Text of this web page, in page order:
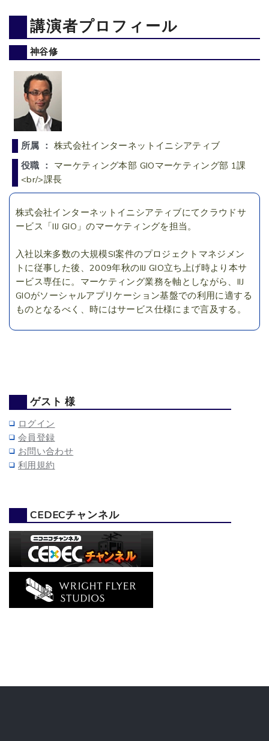
講演者プロフィール
神谷修
所属 ： 株式会社インターネットイニシアティブ
役職 ： マーケティング本部 GIOマーケティング部 1課
<br/>課長
株式会社インターネットイニシアティブにてクラウドサ
ービス「IIJ GIO」のマーケティングを担当。
入社以来多数の大規模SI案件のプロジェクトマネジメン
トに従事した後、2009年秋のIIJ GIO立ち上げ時より本サ
ービス専任に。マーケティング業務を軸としながら、IIJ
GIOがソーシャルアプリケーション基盤での利用に適する
ものとなるべく、時にはサービス仕様にまで言及する。
ゲスト 様
ログイン
会員登録
お問い合わせ
利用規約
CEDECチャンネル